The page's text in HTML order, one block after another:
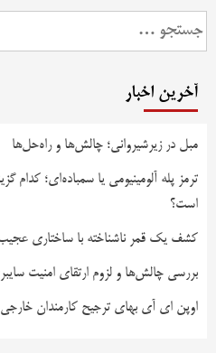
جستجو
برای:
آخرین اخبار
مبل در زیرشیروانی؛ چالش‌ها و راه‌حل‌ها
ترمز پله آلومینیومی یا سمباده‌ای؛ کدام
است؟
کشف یک قمر ناشناخته با ساختاری
بررسی چالش‌ها و لزوم ارتقای امنیت
اوپن ای آی بهای ترجیح کارمندان خارجی